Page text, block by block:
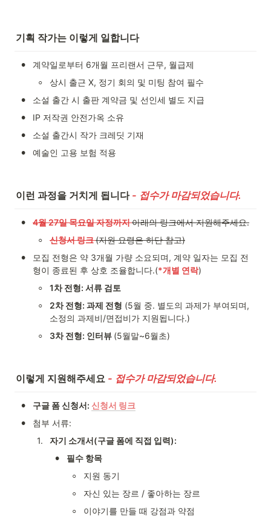
기획 작가는 이렇게 일합니다
• 계약일로부터 6개월 프리랜서 근무, 월급제
◦ 상시 출근 X, 정기 회의 및 미팅 참여 필수
• 소설 출간 시 출판 계약금 및 선인세 별도 지급
• IP 저작권 안전가옥 소유
• 소설 출간시 작가 크레딧 기재
• 예술인 고용 보험 적용
이런 과정을 거치게 됩니다 - 접수가 마감되었습니다.
• 4월 27일 목요일 자정까지 아래의 링크에서 지원해주세요.
◦ 신청서 링크 (지원 요령은 하단 참고)
•
모집 전형은 약 3개월 가량 소요되며, 계약 일자는 모집 전
형이 종료된 후 상호 조율합니다.(*개별 연락)
◦ 1차 전형: 서류 검토
◦ 2차 전형: 과제 전형 (5월 중. 별도의 과제가 부여되며,
소정의 과제비/면접비가 지원됩니다.)
◦ 3차 전형: 인터뷰 (5월말~6월초)
이렇게 지원해주세요 - 접수가 마감되었습니다.
• 구글 폼 신청서: 신청서 링크
•
첨부 서류:
1. 자기 소개서(구글 폼에 직접 입력):
• 필수 항목
◦ 지원 동기
◦ 자신 있는 장르 / 좋아하는 장르
◦ 이야기를 만들 때 강점과 약점